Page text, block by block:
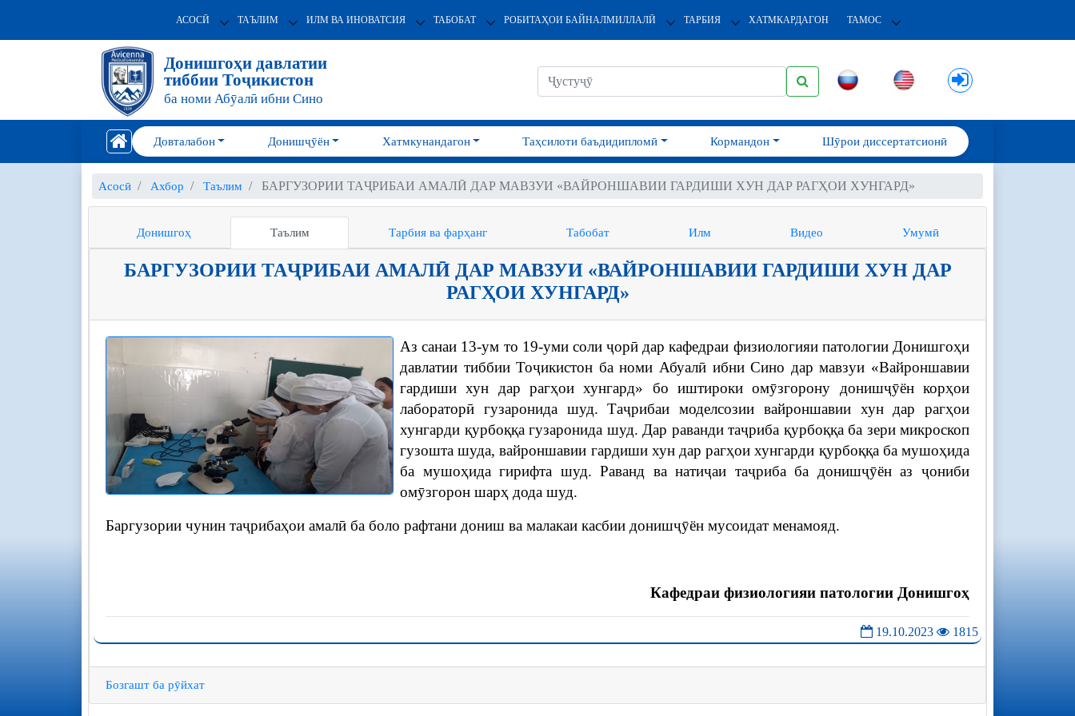
АСОСӢ ТАЪЛИМ ИЛМ ВА ИНОВАТСИЯ ТАБОБАТ РОБИТАҲОИ БАЙНАЛМИЛЛАЛӢ ТАРБИЯ ХАТМКАРДАГОН ТАМОС
Донишгоҳи давлатии
тиббии Тоҷикистон
ба номи Абӯалӣ ибни Сино
Довталабон Донишҷӯён Хатмкунандагон Таҳсилоти баъдидипломӣ Кормандон Шӯрои диссертатсионӣ
Асосӣ Ахбор Таълим БАРГУЗОРИИ ТАҶРИБАИ АМАЛӢ ДАР МАВЗУИ «ВАЙРОНШАВИИ ГАРДИШИ ХУН ДАР РАГҲОИ ХУНГАРД»
Донишгоҳ Таълим Тарбия ва фарҳанг Табобат Илм Видео Умумӣ
БАРГУЗОРИИ ТАҶРИБАИ АМАЛӢ ДАР МАВЗУИ «ВАЙРОНШАВИИ ГАРДИШИ ХУН ДАР
РАГҲОИ ХУНГАРД»
Аз санаи 13-ум то 19-уми соли ҷорӣ дар кафедраи физиологияи патологии Донишгоҳи
давлатии тиббии Тоҷикистон ба номи Абуалӣ ибни Сино дар мавзуи «Вайроншавии
гардиши хун дар рагҳои хунгард» бо иштироки омӯзгорону донишҷӯён корҳои
лабораторӣ гузаронида шуд. Таҷрибаи моделсозии вайроншавии хун дар рагҳои
хунгарди қурбоққа гузаронида шуд. Дар раванди таҷриба қурбоққа ба зери микроскоп
гузошта шуда, вайроншавии гардиши хун дар рагҳои хунгарди қурбоққа ба мушоҳида
ба мушоҳида гирифта шуд. Раванд ва натиҷаи таҷриба ба донишҷӯён аз ҷониби
омӯзгорон шарҳ дода шуд.
Баргузории чунин таҷрибаҳои амалӣ ба боло рафтани дониш ва малакаи касбии донишҷӯён мусоидат менамояд.
Кафедраи физиологияи патологии Донишгоҳ
19.10.2023 1815
Бозгашт ба рӯйхат